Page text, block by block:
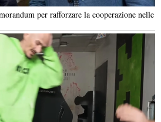
per rafforzare la cooperazione nelle